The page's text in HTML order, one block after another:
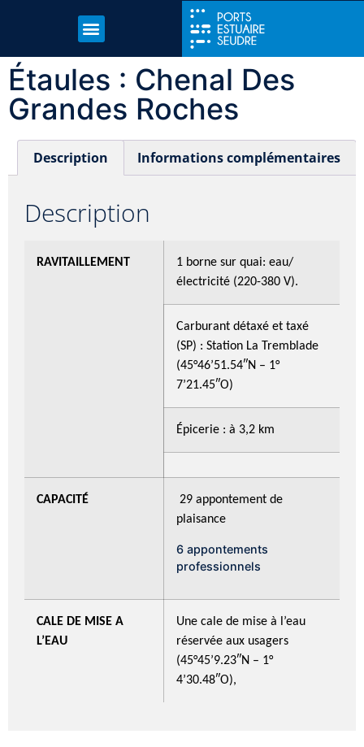
Étaules : Chenal Des
Grandes Roches
Description Informations complémentaires
Description
RAVITAILLEMENT
1 borne sur quai: eau/
électricité (220-380 V).
Carburant détaxé et taxé
(SP) : Station La Tremblade
(45°46’51.54″N – 1°
7’21.45″O)
Épicerie : à 3,2 km
CAPACITÉ
29 appontement de
plaisance
6 appontements
professionnels
CALE DE MISE A
L’EAU
Une cale de mise à l’eau
réservée aux usagers
(45°45’9.23″N – 1°
4’30.48″O),